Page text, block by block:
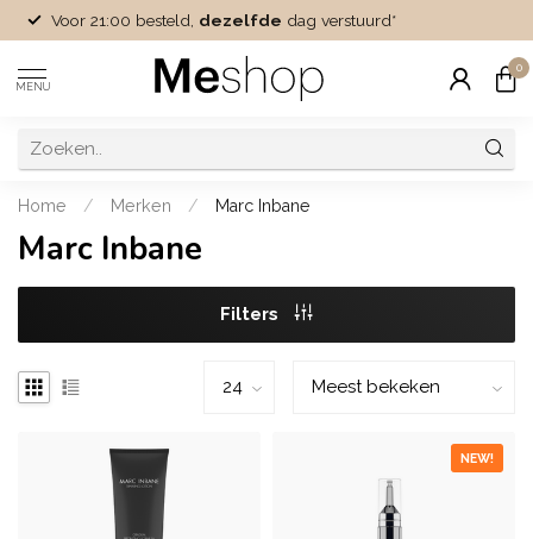
Voor 21:00 besteld, dezelfde dag verstuurd*
MENU
0
Home / Merken / Marc Inbane
Marc Inbane
Filters
NEW!